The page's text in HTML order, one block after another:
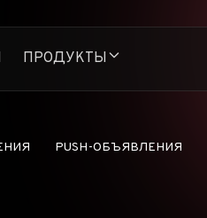
ПРОДУКТЫ
PUSH-ОБЪЯВЛЕНИЯ